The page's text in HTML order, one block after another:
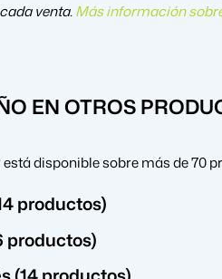
venta.Más información
EN OTROS
está disponible sobre más de 70
productos)
productos)